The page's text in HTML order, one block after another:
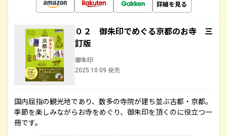
詳細を見る
０２ 御朱印でめぐる京都のお寺 三
訂版
御朱印
2025.10.09 発売
国内屈指の観光地であり、数多の寺院が建ち並ぶ古都・京都。
季節を楽しみながらお寺をめぐり、御朱印を頂くのに役立つ一
冊です。